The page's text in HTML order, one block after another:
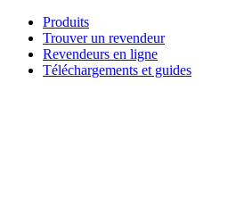
Aller
contenu
Produits
Trouver un revendeur
Revendeurs en ligne
Téléchargements et guides